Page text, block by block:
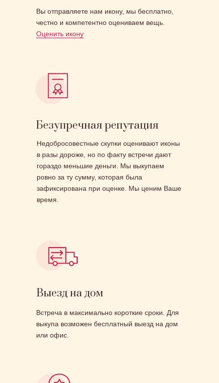
Безупречная репутация
Недобросовестные скупки оценивают иконы
в разы дороже, но по факту встречи дают
гораздо меньшие деньги. Мы выкупаем
ровно за ту сумму, которая была
зафиксирована при оценке. Мы ценим Ваше
время.
Вы отправляете нам икону, мы бесплатно,
честно и компетентно оцениваем вещь.
Оценить икону
Выезд на дом
Встреча в максимально короткие сроки. Для
выкупа возможен бесплатный выезд на дом
или офис.